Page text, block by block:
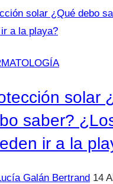
solar
saber?
ir a la
Galán Bertrand 14